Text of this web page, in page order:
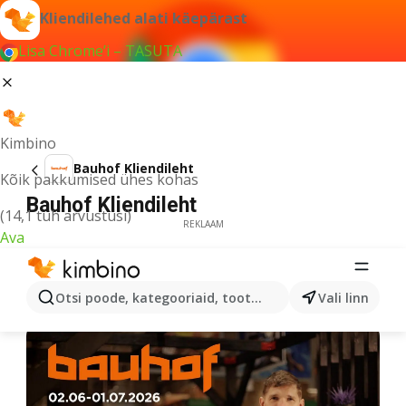
Kliendilehed alati käepärast
Lisa Chrome’i – TASUTA
Kimbino
Kõik pakkumised ühes kohas
(14,1 tuh arvustusi)
Ava
Otsi poode, kategooriaid, tooteid... Vali linn
Bauhof Kliendileht
Bauhof Kliendileht
REKLAAM